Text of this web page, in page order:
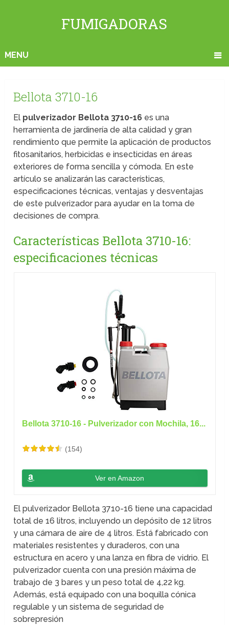
FUMIGADORAS
MENU
Bellota 3710-16
El pulverizador Bellota 3710-16 es una
herramienta de jardinería de alta calidad y gran
rendimiento que permite la aplicación de productos
fitosanitarios, herbicidas e insecticidas en áreas
exteriores de forma sencilla y cómoda. En este
artículo se analizarán las características,
especificaciones técnicas, ventajas y desventajas
de este pulverizador para ayudar en la toma de
decisiones de compra.
Características Bellota 3710-16:
especificaciones técnicas
Bellota 3710-16 - Pulverizador con Mochila, 16...
(154)
Ver en Amazon
El pulverizador Bellota 3710-16 tiene una capacidad
total de 16 litros, incluyendo un depósito de 12 litros
y una cámara de aire de 4 litros. Está fabricado con
materiales resistentes y duraderos, con una
estructura en acero y una lanza en fibra de vidrio. El
pulverizador cuenta con una presión máxima de
trabajo de 3 bares y un peso total de 4,22 kg.
Además, está equipado con una boquilla cónica
regulable y un sistema de seguridad de
sobrepresión